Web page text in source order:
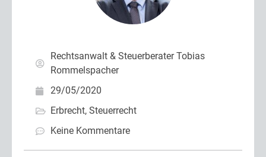
Rechtsanwalt & Steuerberater Tobias
Rommelspacher
29/05/2020
Erbrecht, Steuerrecht
Keine Kommentare